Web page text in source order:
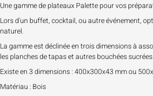
Une gamme de plateaux Palette pour vos
Lors d'un buffet, cocktail, ou autre événement,
naturel.
La gamme est déclinée en trois dimensions à
les planches de tapas et autres bouchées
Existe en 3 dimensions : 400x300x43 mm ou
Matériau : Bois